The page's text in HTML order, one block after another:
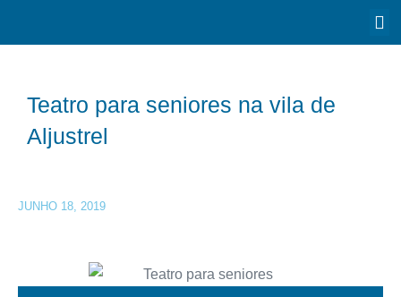
Teatro para seniores na vila de
Aljustrel
JUNHO 18, 2019